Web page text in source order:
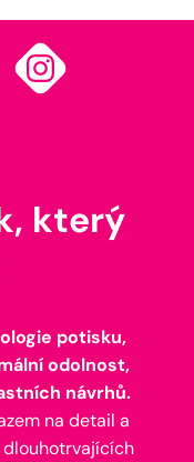
který
potisku,
odolnost,
návrhů.
na detail a
dlouhotrvajících